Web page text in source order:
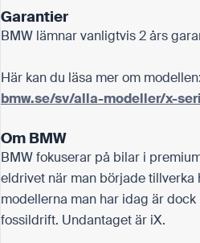
Garantier
BMW lämnar vanligtvis 2 års
Här kan du läsa mer om modellen:
bmw.se/sv/alla-modeller/x-
Om BMW
BMW fokuserar på bilar i
eldrivet när man började tillverka
modellerna man har idag är
fossildrift. Undantaget är iX.